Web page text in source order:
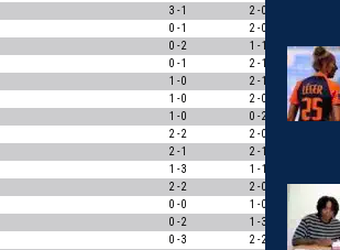
3 - 1 2 - 0
0 - 1 2 - 0
0 - 2 1 - 1
0
0 - 1 2 - 1
0
1 - 0 2 - 1
1
1 - 0 2 - 0
1
1 - 0 0 - 2
0
2 - 2 2 - 0
2 - 1 2 - 1
1 - 3 1 - 1
2 - 2 2 - 0
0
0 - 0 1 - 0
0
0 - 2 1 - 3
1
0 - 3 2 - 2
0